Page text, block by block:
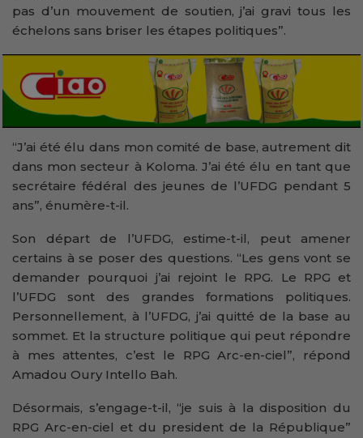
pas d’un mouvement de soutien, j’ai gravi tous les
échelons sans briser les étapes politiques”.
“J’ai été élu dans mon comité de base, autrement dit
dans mon secteur à Koloma. J’ai été élu en tant que
secrétaire fédéral des jeunes de l’UFDG pendant 5
ans”, énumère-t-il.
Son départ de l’UFDG, estime-t-il, peut amener
certains à se poser des questions. “Les gens vont se
demander pourquoi j’ai rejoint le RPG. Le RPG et
l’UFDG sont des grandes formations politiques.
Personnellement, à l’UFDG, j’ai quitté de la base au
sommet. Et la structure politique qui peut répondre
à mes attentes, c’est le RPG Arc-en-ciel”, répond
Amadou Oury Intello Bah.
Désormais, s’engage-t-il, “je suis à la disposition du
RPG Arc-en-ciel et du president de la République”